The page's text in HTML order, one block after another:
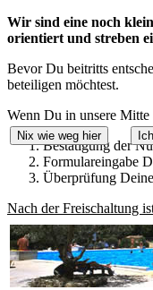
Wir sind eine noch
orientiert und streben
Bevor Du beitritts
beteiligen möchtest.
Wenn Du in unsere Mitte
Bestätigung der
Formulareingabe
Überprüfung
Nach der Freischaltung
Nix wie weg hier